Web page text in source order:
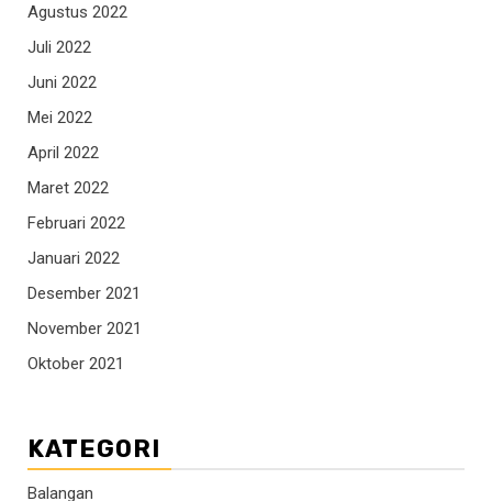
Agustus 2022
Juli 2022
Juni 2022
Mei 2022
April 2022
Maret 2022
Februari 2022
Januari 2022
Desember 2021
November 2021
Oktober 2021
KATEGORI
Balangan